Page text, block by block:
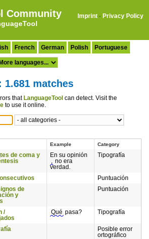
Community Imprint · Privacy Policy
French German Polish Portuguese
1.681 matches
that LanguageTool can detect. Visit the
to use it online.
Example Category
de coma y
En su opinión
, no era
verdad.
Tipografía
Puntuación
de
y
Puntuación
/
Qué pasa? Tipografía
Posible error
ortográfico